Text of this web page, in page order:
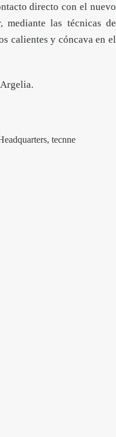
directo con el nuevo
las técnicas de
calientes y cóncava en el